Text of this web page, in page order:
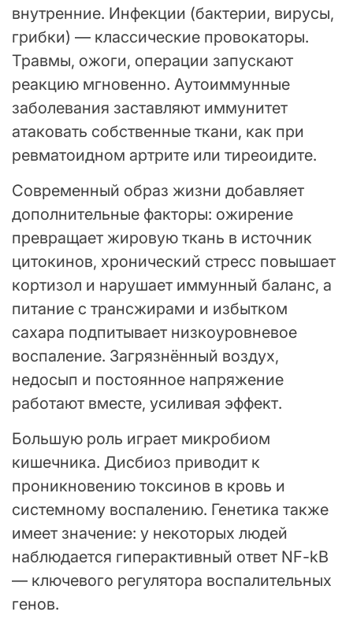
внутренние. Инфекции (бактерии, вирусы,
грибки) — классические провокаторы.
Травмы, ожоги, операции запускают
реакцию мгновенно. Аутоиммунные
заболевания заставляют иммунитет
атаковать собственные ткани, как при
ревматоидном артрите или тиреоидите.
Современный образ жизни добавляет
дополнительные факторы: ожирение
превращает жировую ткань в источник
цитокинов, хронический стресс повышает
кортизол и нарушает иммунный баланс, а
питание с трансжирами и избытком
сахара подпитывает низкоуровневое
воспаление. Загрязнённый воздух,
недосып и постоянное напряжение
работают вместе, усиливая эффект.
Большую роль играет микробиом
кишечника. Дисбиоз приводит к
проникновению токсинов в кровь и
системному воспалению. Генетика также
имеет значение: у некоторых людей
наблюдается гиперактивный ответ NF-kB
— ключевого регулятора воспалительных
генов.